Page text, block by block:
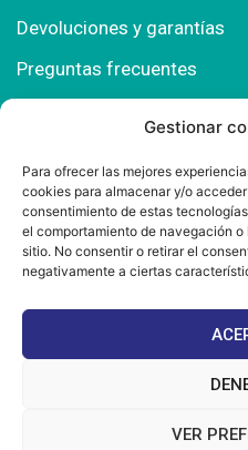
Gestionar
Para ofrecer las mejores
cookies para almacenar y/o
consentimiento de estas
el comportamiento de navegación
sitio. No consentir o retirar el
negativamente a ciertas
VER
Devoluciones y garantías
Preguntas frecuentes
Polígono Comercial
Chiclana de la Fra. (Cádiz)
667 457 908
info@mantonesdelsur.com
mantonesdelsur@gmail.com